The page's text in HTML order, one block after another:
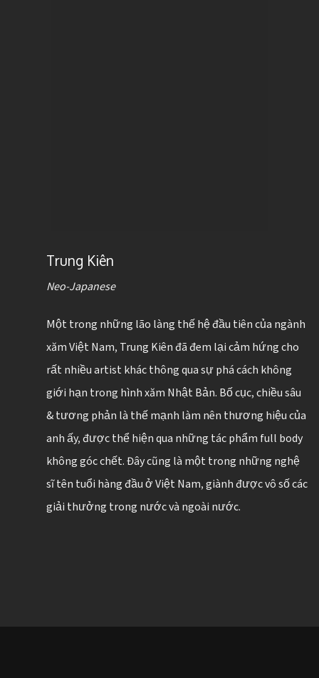
Trung Kiên
Neo-Japanese
Một trong những lão làng thế hệ đầu tiên của ngành
xăm Việt Nam, Trung Kiên đã đem lại cảm hứng cho
rất nhiều artist khác thông qua sự phá cách không
giới hạn trong hình xăm Nhật Bản. Bố cục, chiều sâu
& tương phản là thế mạnh làm nên thương hiệu của
anh ấy, được thể hiện qua những tác phẩm full body
không góc chết. Đây cũng là một trong những nghệ
sĩ tên tuổi hàng đầu ở Việt Nam, giành được vô số các
giải thưởng trong nước và ngoài nước.